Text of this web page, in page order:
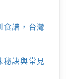
食譜，台灣
秘訣與常見